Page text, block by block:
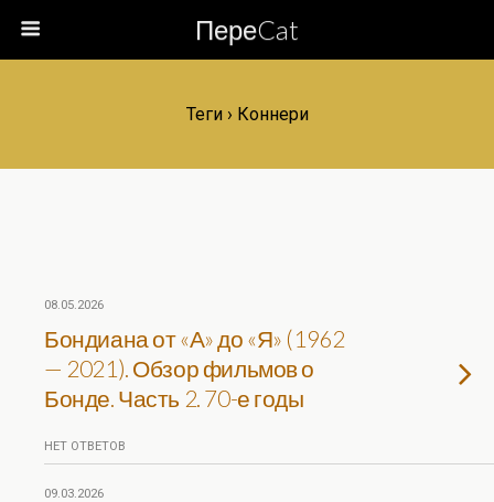
ПереCat
Теги › Коннери
08.05.2026
Бондиана от «А» до «Я» (1962
— 2021). Обзор фильмов о
Бонде. Часть 2. 70-е годы
НЕТ ОТВЕТОВ
09.03.2026